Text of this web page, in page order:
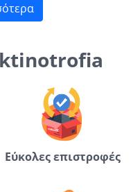
ktinotrofia
Εύκολες επιστροφές